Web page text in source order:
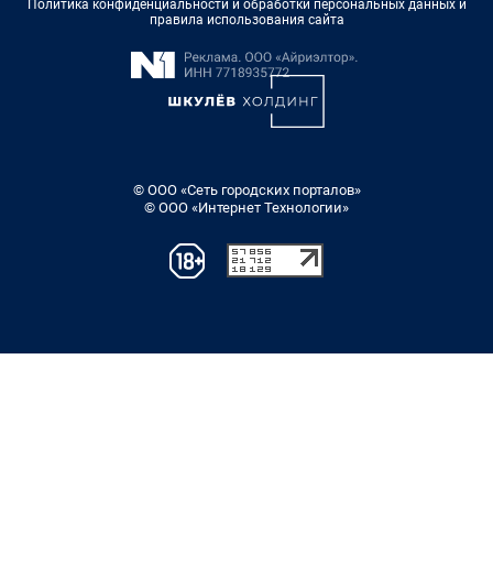
Политика конфиденциальности и обработки персональных данных и
правила использования сайта
© ООО «Сеть городских порталов»
© ООО «Интернет Технологии»